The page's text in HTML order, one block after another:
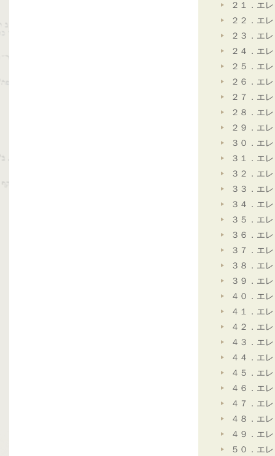
２１．エ
２２．エ
２３．エ
２４．エ
２５．エ
２６．エ
２７．エ
２８．エ
２９．エ
３０．エ
３１．エ
３２．エ
３３．エ
３４．エ
３５．エ
３６．エ
３７．エ
３８．エ
３９．エ
４０．エ
４１．エ
４２．エ
４３．エ
４４．エ
４５．エ
４６．エ
４７．エ
４８．エ
４９．エ
５０．エ